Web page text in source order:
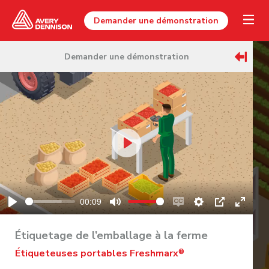
Demander une démonstration
Demander une démonstration
Play
00:09
Mute
EnableSettings
PIP
Enter
Play
Étiquetage de l’emballage à la ferme
Étiqueteuses portables Freshmarx®